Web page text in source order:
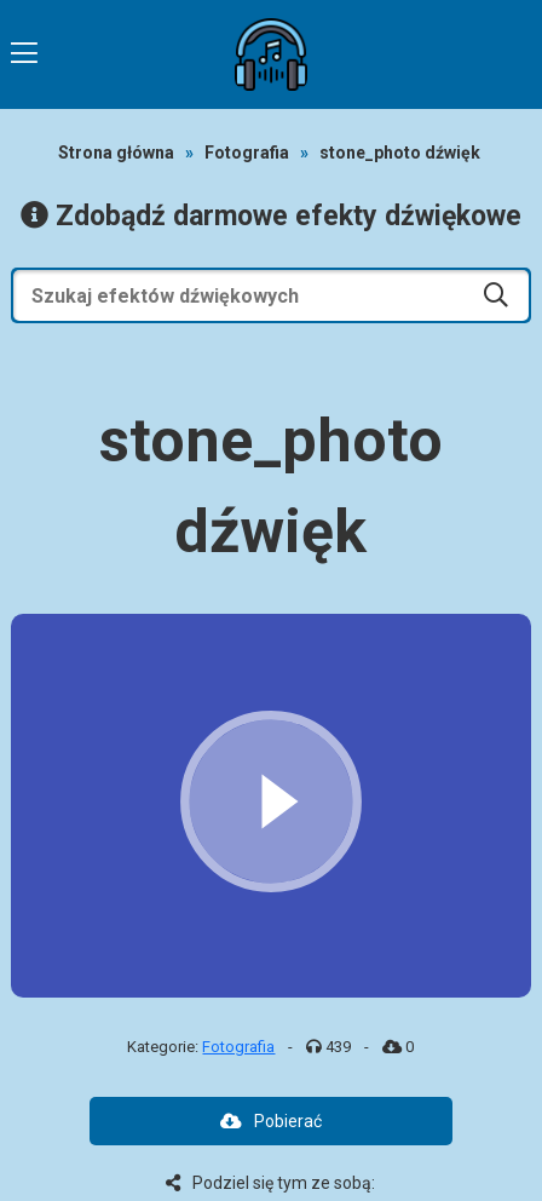
Strona główna » Fotografia » stone_photo dźwięk
Zdobądź darmowe efekty dźwiękowe
stone_photo
dźwięk
Kategorie:Fotografia - 439 - 0
Pobierać
Podziel się tym ze sobą: